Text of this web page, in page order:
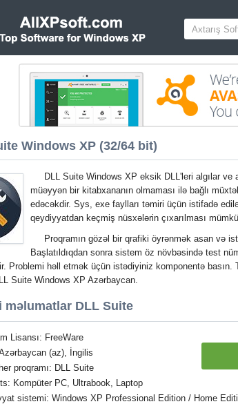
Windows XP (32/64 bit)
DLL Suite Windows XP eksik DLL'leri algılar
müəyyən bir kitabxananın olmaması ilə bağlı
edəcəkdir. Sys, exe faylları təmiri üçün istifadə
qeydiyyatdan keçmiş nüsxələrin çıxarılması
Proqramın gözəl bir qrafiki öyrənmək asan və
Başlatıldıqdan sonra sistem öz növbəsində test
Problemi həll etmək üçün istədiyiniz komponentə
Suite Windows XP Azərbaycan.
məlumatlar DLL Suite
Lisansı: FreeWare
(az), İngilis
proqramı: DLL Suite
Kompüter PC, Ultrabook, Laptop
sistemi: Windows XP Professional Edition / Home